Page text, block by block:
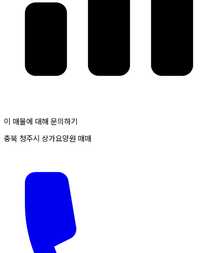
이 매물에 대해 문의하기
충북 청주시 상가요양원 매매